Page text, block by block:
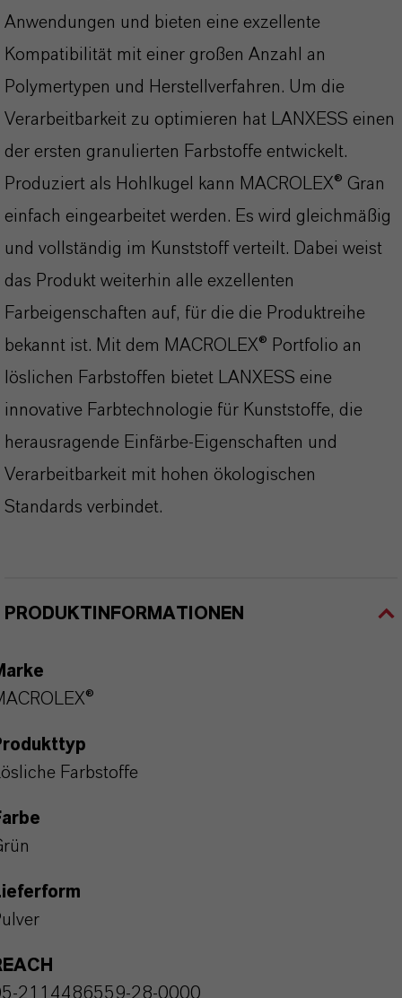
Anwendungen und bieten eine exzellente
Kompatibilität mit einer großen Anzahl an
Polymertypen und Herstellverfahren. Um die
Verarbeitbarkeit zu optimieren hat LANXESS einen
der ersten granulierten Farbstoffe entwickelt.
Produziert als Hohlkugel kann MACROLEX® Gran
einfach eingearbeitet werden. Es wird gleichmäßig
und vollständig im Kunststoff verteilt. Dabei weist
das Produkt weiterhin alle exzellenten
Farbeigenschaften auf, für die die Produktreihe
bekannt ist. Mit dem MACROLEX® Portfolio an
löslichen Farbstoffen bietet LANXESS eine
innovative Farbtechnologie für Kunststoffe, die
herausragende Einfärbe-Eigenschaften und
Verarbeitbarkeit mit hohen ökologischen
Standards verbindet.
PRODUKTINFORMATIONEN
Farbstoffe
2114486559-28-0000